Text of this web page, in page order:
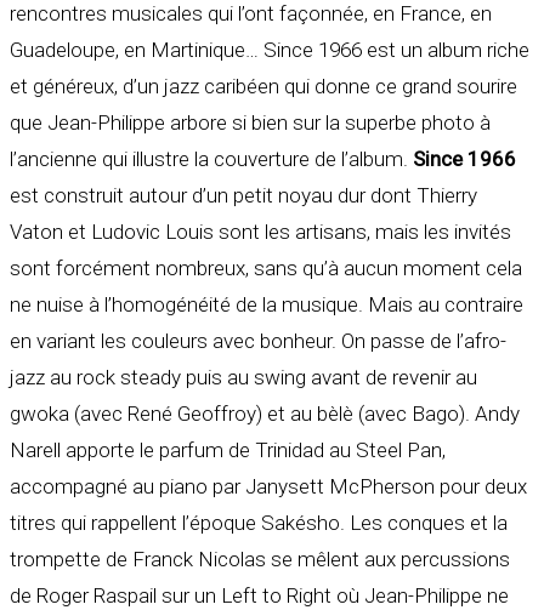
rencontres musicales qui l’ont façonnée, en France, en
Guadeloupe, en Martinique… Since 1966 est un album riche
et généreux, d’un jazz caribéen qui donne ce grand sourire
que Jean-Philippe arbore si bien sur la superbe photo à
l’ancienne qui illustre la couverture de l’album. Since 1966
est construit autour d’un petit noyau dur dont Thierry
Vaton et Ludovic Louis sont les artisans, mais les invités
sont forcément nombreux, sans qu’à aucun moment cela
ne nuise à l’homogénéité de la musique. Mais au contraire
en variant les couleurs avec bonheur. On passe de l’afro-
jazz au rock steady puis au swing avant de revenir au
gwoka (avec René Geoffroy) et au bèlè (avec Bago). Andy
Narell apporte le parfum de Trinidad au Steel Pan,
accompagné au piano par Janysett McPherson pour deux
titres qui rappellent l’époque Sakésho. Les conques et la
trompette de Franck Nicolas se mêlent aux percussions
de Roger Raspail sur un Left to Right où Jean-Philippe ne